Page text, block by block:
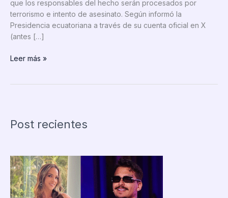
que los responsables del hecho serán procesados por
terrorismo e intento de asesinato. Según informó la
Presidencia ecuatoriana a través de su cuenta oficial en X
(antes […]
Grave
convoy
Daniel
Noboa
y
el
Leer más »
Post recientes